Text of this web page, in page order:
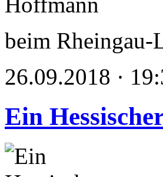
beim
26.09.2018 ·
Ein